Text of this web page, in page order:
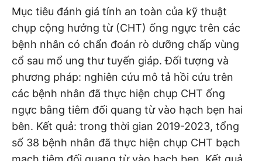
Mục tiêu đánh giá tính an toàn của kỹ thuật
chụp cộng hưởng từ (CHT) ống ngực trên các
bệnh nhân có chẩn đoán rò dưỡng chấp vùng
cổ sau mổ ung thư tuyến giáp. Đối tượng và
phương pháp: nghiên cứu mô tả hồi cứu trên
các bệnh nhân đã thực hiện chụp CHT ống
ngực bằng tiêm đối quang từ vào hạch bẹn hai
bên. Kết quả: trong thời gian 2019-2023, tổng
số 38 bệnh nhân đã thực hiện chụp CHT bạch